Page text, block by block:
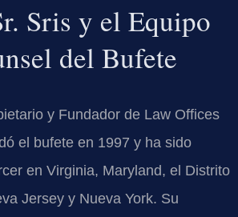
Sris y el Equipo
del Bufete
y Fundador de Law Offices
el bufete en 1997 y ha sido
en Virginia, Maryland, el Distrito
Jersey y Nueva York. Su